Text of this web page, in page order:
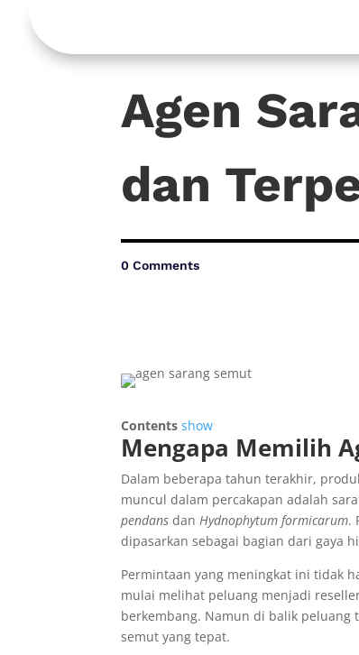
Agen
dan
0 Comments
Contents show
Mengapa Memilih
Dalam beberapa tahun terakhir,
muncul dalam percakapan adalah
pendans danHydnophytum formicarum.
dipasarkan sebagai bagian dari gaya
Permintaan yang meningkat ini tidak
mulai melihat peluang menjadi
berkembang. Namun di balik
semut yang tepat.